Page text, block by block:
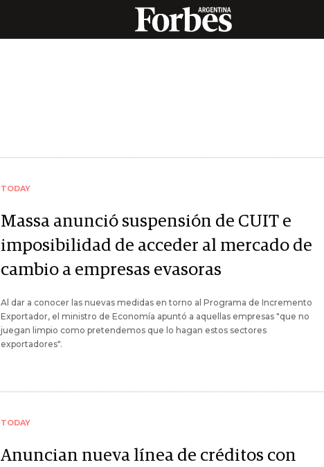
TODAY
Massa anunció suspensión de CUIT e
imposibilidad de acceder al mercado de
cambio a empresas evasoras
Al dar a conocer las nuevas medidas en torno al Programa de Incremento
Exportador, el ministro de Economía apuntó a aquellas empresas "que no
juegan limpio como pretendemos que lo hagan estos sectores
exportadores".
TODAY
Anuncian nueva línea de créditos con